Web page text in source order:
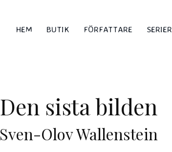
HEM BUTIK FÖRFATTARE SERIER
Den sista bilden
Sven-Olov Wallenstein